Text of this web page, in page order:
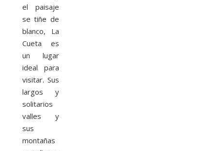
el paisaje
se tiñe de
blanco, La
Cueta es
un lugar
ideal para
visitar. Sus
largos y
solitarios
valles y
sus
montañas